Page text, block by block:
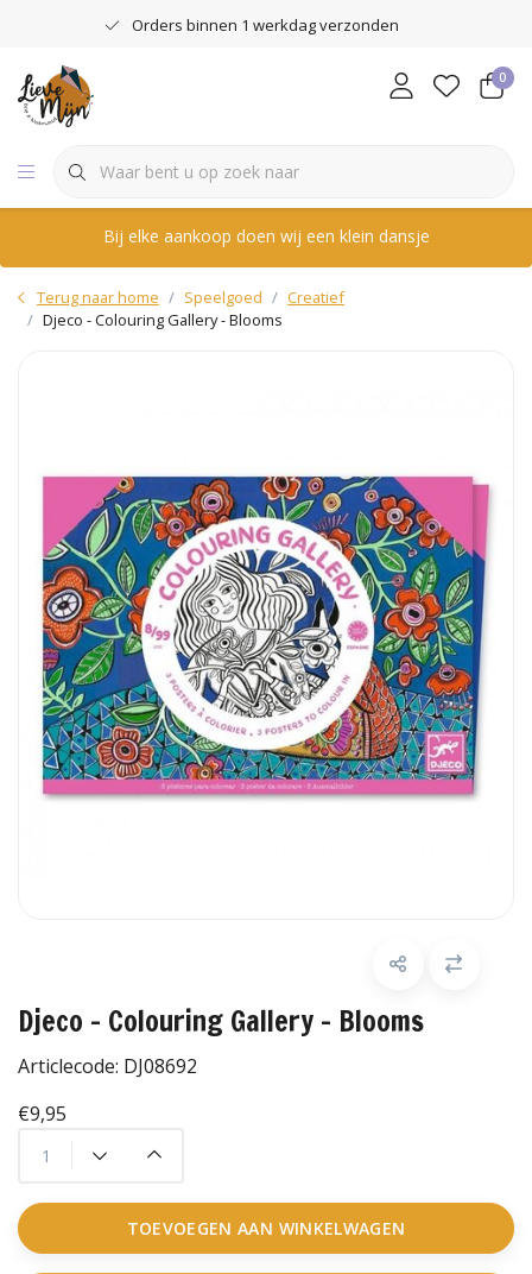
Orders binnen 1 werkdag verzonden
0
Bij elke aankoop doen wij een klein dansje
Terug naar home Speelgoed
Creatief
Djeco - Colouring Gallery - Blooms
Djeco - Colouring Gallery - Blooms
Articlecode: DJ08692
€9,95
TOEVOEGEN AAN WINKELWAGEN